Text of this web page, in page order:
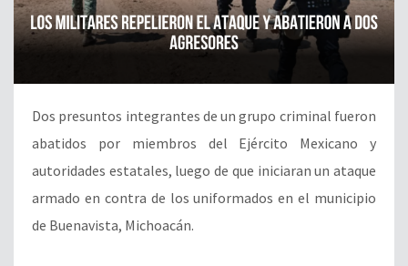
Dos presuntos integrantes de un grupo criminal fueron
abatidos por miembros del Ejército Mexicano y
autoridades estatales, luego de que iniciaran un ataque
armado en contra de los uniformados en el municipio
de Buenavista, Michoacán.